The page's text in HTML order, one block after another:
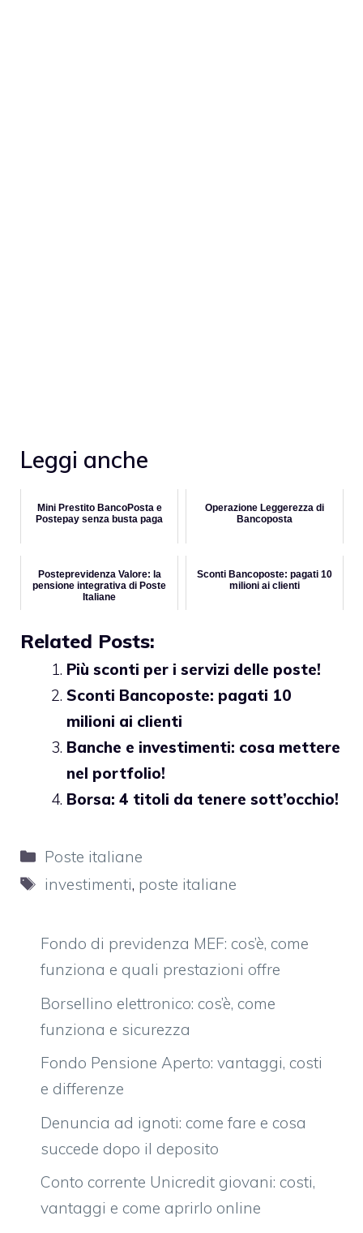
Leggi anche
Mini Prestito BancoPosta e
Postepay senza busta paga
Operazione Leggerezza di
Bancoposta
Posteprevidenza Valore: la
pensione integrativa di Poste
Italiane
Sconti Bancoposte: pagati 10
milioni ai clienti
Related Posts:
Più sconti per i servizi delle poste!
Sconti Bancoposte: pagati 10
milioni ai clienti
Banche e investimenti: cosa mettere
nel portfolio!
Borsa: 4 titoli da tenere sott’occhio!
Categorie
Poste italiane
Tag
investimenti, poste italiane
Fondo di previdenza MEF: cos’è, come
funziona e quali prestazioni offre
Borsellino elettronico: cos’è, come
funziona e sicurezza
Fondo Pensione Aperto: vantaggi, costi
e differenze
Denuncia ad ignoti: come fare e cosa
succede dopo il deposito
Conto corrente Unicredit giovani: costi,
vantaggi e come aprirlo online